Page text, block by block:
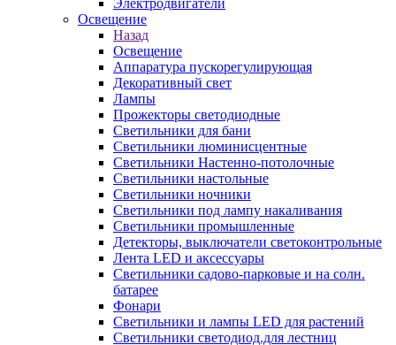
Электродвигатели
Освещение
Назад
Освещение
Аппаратура пускорегулирующая
Декоративный свет
Лампы
Прожекторы светодиодные
Светильники для бани
Светильники люминисцентные
Светильники Настенно-потолочные
Светильники настольные
Светильники ночники
Светильники под лампу накаливания
Светильники промышленные
Детекторы, выключатели светоконтрольные
Лента LED и аксессуары
Светильники садово-парковые и на солн.
батарее
Фонари
Светильники и лампы LED для растений
Светильники светодиод.для лестниц